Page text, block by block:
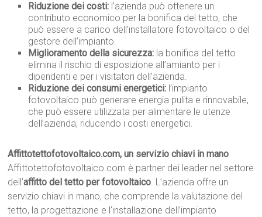
Riduzione dei costi: l’azienda può ottenere un
contributo economico per la bonifica del tetto, che
può essere a carico dell’installatore fotovoltaico o del
gestore dell’impianto.
Miglioramento della sicurezza: la bonifica del tetto
elimina il rischio di esposizione all’amianto per i
dipendenti e per i visitatori dell’azienda.
Riduzione dei consumi energetici: l’impianto
fotovoltaico può generare energia pulita e rinnovabile,
che può essere utilizzata per alimentare le utenze
dell’azienda, riducendo i costi energetici.
Affittotettofotovoltaico.com, un servizio chiavi in mano
Affittotettofotovoltaico.com è partner dei leader nel settore
dell’affitto del tetto per fotovoltaico. L’azienda offre un
servizio chiavi in mano, che comprende la valutazione del
tetto, la progettazione e l’installazione dell’impianto